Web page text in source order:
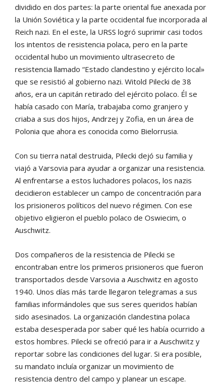
dividido en dos partes: la parte oriental fue anexada por
la Unión Soviética y la parte occidental fue incorporada al
Reich nazi. En el este, la URSS logró suprimir casi todos
los intentos de resistencia polaca, pero en la parte
occidental hubo un movimiento ultrasecreto de
resistencia llamado “Estado clandestino y ejército local»
que se resistió al gobierno nazi. Witold Pilecki de 38
años, era un capitán retirado del ejército polaco. Él se
había casado con María, trabajaba como granjero y
criaba a sus dos hijos, Andrzej y Zofia, en un área de
Polonia que ahora es conocida como Bielorrusia.
Con su tierra natal destruida, Pilecki dejó su familia y
viajó a Varsovia para ayudar a organizar una resistencia.
Al enfrentarse a estos luchadores polacos, los nazis
decidieron establecer un campo de concentración para
los prisioneros políticos del nuevo régimen. Con ese
objetivo eligieron el pueblo polaco de Oswiecim, o
Auschwitz.
Dos compañeros de la resistencia de Pilecki se
encontraban entre los primeros prisioneros que fueron
transportados desde Varsovia a Auschwitz en agosto
1940. Unos días más tarde llegaron telegramas a sus
familias informándoles que sus seres queridos habían
sido asesinados. La organización clandestina polaca
estaba desesperada por saber qué les había ocurrido a
estos hombres. Pilecki se ofreció para ir a Auschwitz y
reportar sobre las condiciones del lugar. Si era posible,
su mandato incluía organizar un movimiento de
resistencia dentro del campo y planear un escape.